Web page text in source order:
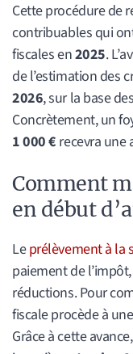
Cette procédure de
contribuables qui
fiscales en2025.
de l’estimation des
2026, sur la base
Concrètement, un
1 000 € recevra une
Comment
en début
Leprélèvement à la
paiement de
réductions. Pour
fiscale procède à
Grâce à cette